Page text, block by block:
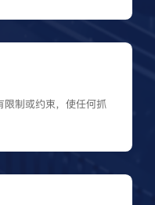
制或约束，使任何抓